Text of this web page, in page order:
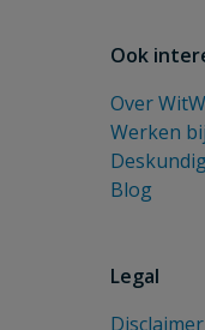
Ook
Over
Werken
Blog
Legal
Disclaimer